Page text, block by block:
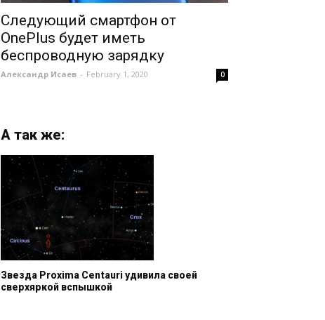
Следующий смартфон от
OnePlus будет иметь
беспроводную зарядку
Александр Исаев - February 1, 2020 0
А так же:
Звезда Proxima Centauri удивила своей
сверхяркой вспышкой